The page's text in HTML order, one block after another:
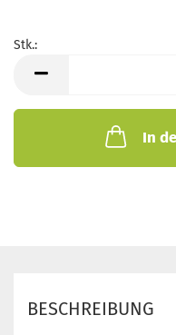
Stk.:
In
BESCHREIBUNG